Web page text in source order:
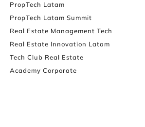
PropTech Latam
PropTech Latam Summit
Real Estate Management Tech
Real Estate Innovation Latam
Tech Club Real Estate
Academy Corporate